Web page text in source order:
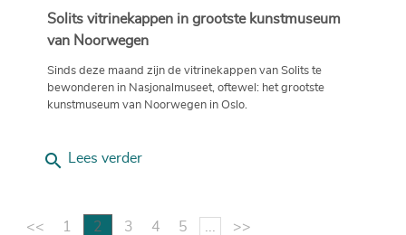
Solits vitrinekappen in grootste kunstmuseum
van Noorwegen
Sinds deze maand zijn de vitrinekappen van Solits te
bewonderen in Nasjonalmuseet, oftewel: het grootste
kunstmuseum van Noorwegen in Oslo.
search Lees verder
<< 1 2 3 4 5 >>